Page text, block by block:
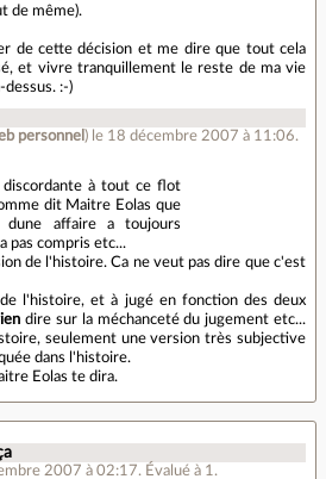
de même).
de cette décision et me dire que tout cela
et vivre tranquillement le reste de ma vie
dessus. :-)
personnel ) le 18 décembre 2007 à 11:06.
à tout ce flot
dit Maitre Eolas que
affaire a toujours
pas compris etc...
de l'histoire. Ca ne veut pas dire que c'est
l'histoire, et à jugé en fonction des deux
dire sur la méchanceté du jugement etc...
seulement une version très subjective
dans l'histoire.
Eolas te dira.
2007 à 02:17. Évalué à 1 .